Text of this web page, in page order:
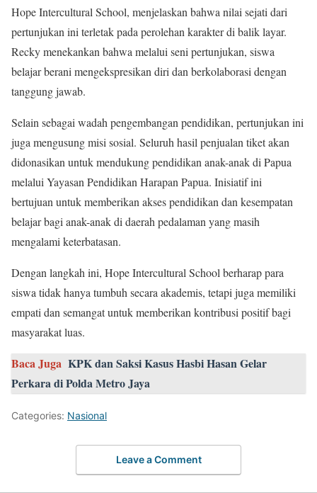
Hope Intercultural School, menjelaskan bahwa nilai sejati dari
pertunjukan ini terletak pada perolehan karakter di balik layar.
Recky menekankan bahwa melalui seni pertunjukan, siswa
belajar berani mengekspresikan diri dan berkolaborasi dengan
tanggung jawab.
Selain sebagai wadah pengembangan pendidikan, pertunjukan ini
juga mengusung misi sosial. Seluruh hasil penjualan tiket akan
didonasikan untuk mendukung pendidikan anak-anak di Papua
melalui Yayasan Pendidikan Harapan Papua. Inisiatif ini
bertujuan untuk memberikan akses pendidikan dan kesempatan
belajar bagi anak-anak di daerah pedalaman yang masih
mengalami keterbatasan.
Dengan langkah ini, Hope Intercultural School berharap para
siswa tidak hanya tumbuh secara akademis, tetapi juga memiliki
empati dan semangat untuk memberikan kontribusi positif bagi
masyarakat luas.
Baca Juga KPK dan Saksi Kasus Hasbi Hasan Gelar
Perkara di Polda Metro Jaya
Categories: Nasional
Leave a Comment